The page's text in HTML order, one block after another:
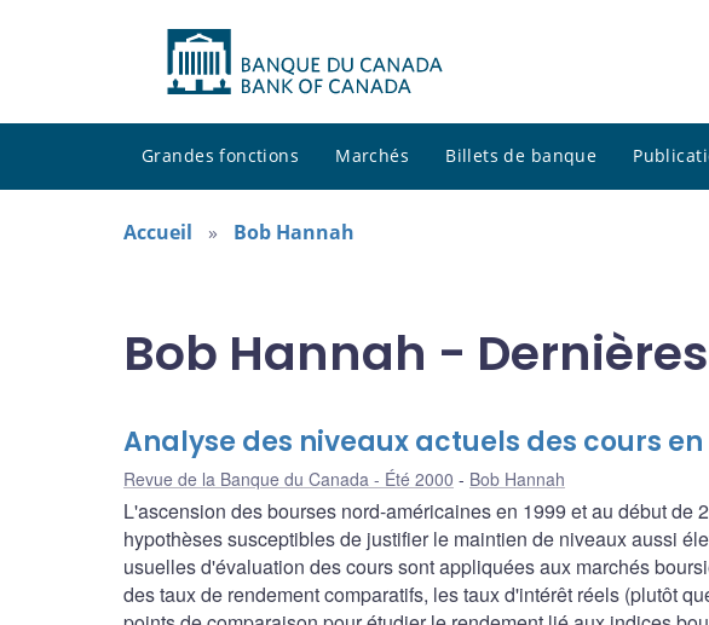
Grandes fonctions Marchés Billets de banque
Accueil Bob Hannah
Bob Hannah -
Analyse des niveaux actuels des cours
Revue de la Banque du Canada - Été 2000 Bob Hannah
L'ascension des bourses nord-américaines en 1999 et au début de
hypothèses susceptibles de justifier le maintien de niveaux aussi
usuelles d'évaluation des cours sont appliquées aux marchés
des taux de rendement comparatifs, les taux d'intérêt réels (plutôt